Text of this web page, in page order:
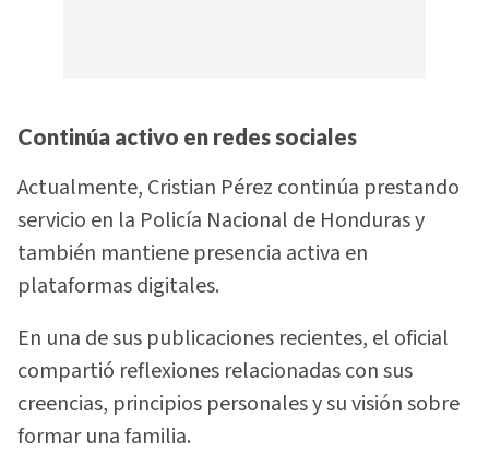
Continúa activo en redes sociales
Actualmente, Cristian Pérez continúa prestando
servicio en la Policía Nacional de Honduras y
también mantiene presencia activa en
plataformas digitales.
En una de sus publicaciones recientes, el oficial
compartió reflexiones relacionadas con sus
creencias, principios personales y su visión sobre
formar una familia.